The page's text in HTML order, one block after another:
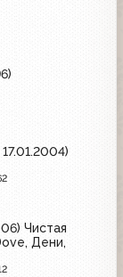
Чистая
Дени,